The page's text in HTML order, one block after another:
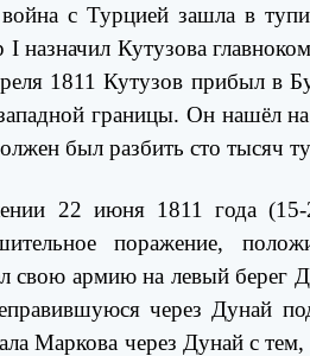
с Турцией зашла в
I назначил Кутузова
1811 Кутузов прибыл в
границы. Он нашёл
был разбить сто тысяч
22 июня 1811 года
поражение,
свою армию на левый берег
через Дунай
Маркова через Дунай с